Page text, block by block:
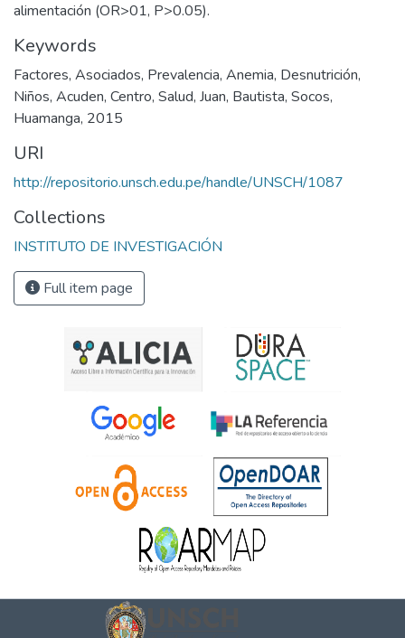
alimentación (OR>01, P>0.05).
Keywords
Factores, Asociados, Prevalencia, Anemia, Desnutrición,
Niños, Acuden, Centro, Salud, Juan, Bautista, Socos,
Huamanga, 2015
URI
http://repositorio.unsch.edu.pe/handle/UNSCH/1087
Collections
INSTITUTO DE INVESTIGACIÓN
Full item page